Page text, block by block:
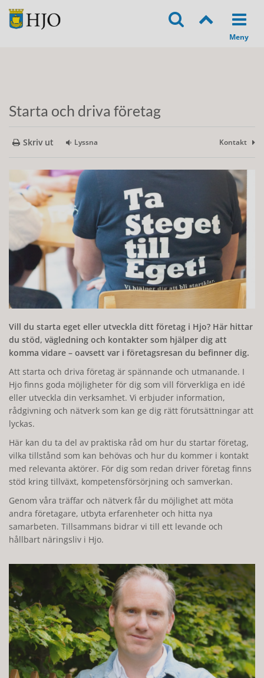
Starta och driva företag
Skriv ut Lyssna Kontakt
Vill du starta eget eller utveckla ditt företag i Hjo? Här hittar
du stöd, vägledning och kontakter som hjälper dig att
komma vidare – oavsett var i företagsresan du befinner dig.
Att starta och driva företag är spännande och utmanande. I
Hjo finns goda möjligheter för dig som vill förverkliga en idé
eller utveckla din verksamhet. Vi erbjuder information,
rådgivning och nätverk som kan ge dig rätt förutsättningar att
lyckas.
Här kan du ta del av praktiska råd om hur du startar företag,
vilka tillstånd som kan behövas och hur du kommer i kontakt
med relevanta aktörer. För dig som redan driver företag finns
stöd kring tillväxt, kompetensförsörjning och samverkan.
Genom våra träffar och nätverk får du möjlighet att möta
andra företagare, utbyta erfarenheter och hitta nya
samarbeten. Tillsammans bidrar vi till ett levande och
hållbart näringsliv i Hjo.